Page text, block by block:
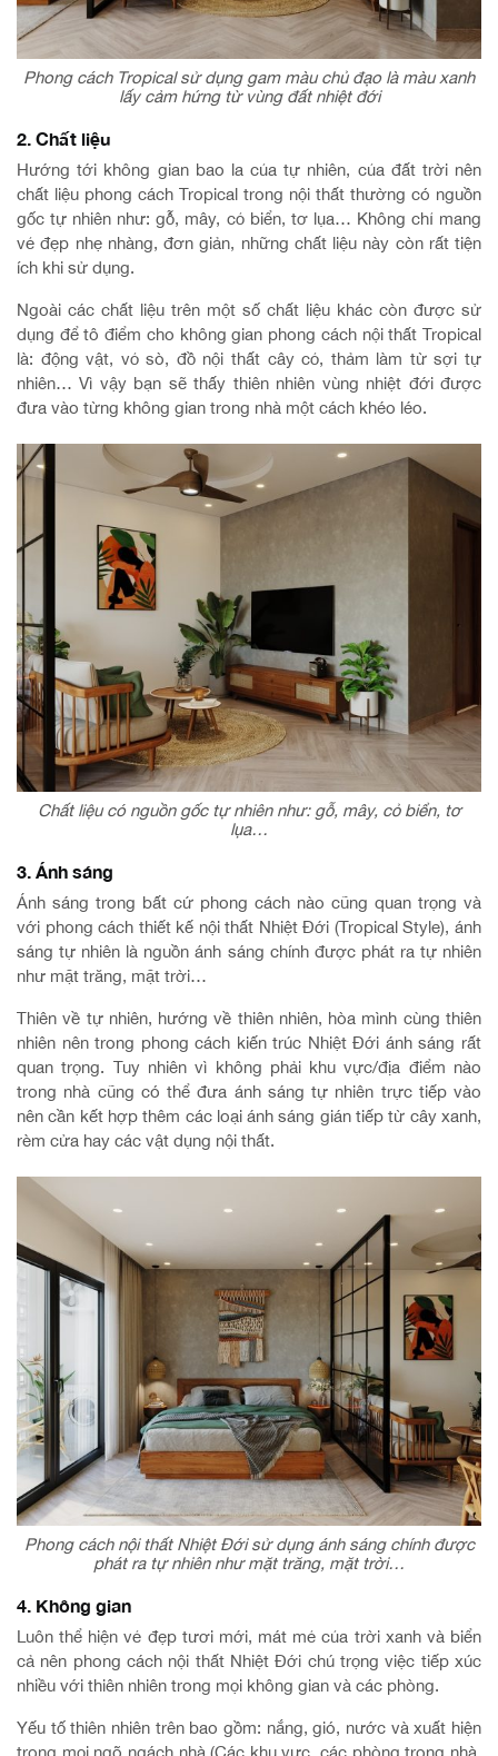
Phong cách Tropical sử dụng gam màu chủ đạo là màu xanh
lấy cảm hứng từ vùng đất nhiệt đới
2. Chất liệu
Hướng tới không gian bao la của tự nhiên, của đất trời nên
chất liệu phong cách Tropical trong nội thất thường có nguồn
gốc tự nhiên như: gỗ, mây, cỏ biển, tơ lụa… Không chỉ mang
vẻ đẹp nhẹ nhàng, đơn giản, những chất liệu này còn rất tiện
ích khi sử dụng.
Ngoài các chất liệu trên một số chất liệu khác còn được sử
dụng để tô điểm cho không gian phong cách nội thất Tropical
là: động vật, vỏ sò, đồ nội thất cây cỏ, thảm làm từ sợi tự
nhiên… Vì vậy bạn sẽ thấy thiên nhiên vùng nhiệt đới được
đưa vào từng không gian trong nhà một cách khéo léo.
Chất liệu có nguồn gốc tự nhiên như: gỗ, mây, cỏ biển, tơ
lụa…
3. Ánh sáng
Ánh sáng trong bất cứ phong cách nào cũng quan trọng và
với phong cách thiết kế nội thất Nhiệt Đới (Tropical Style), ánh
sáng tự nhiên là nguồn ánh sáng chính được phát ra tự nhiên
như mặt trăng, mặt trời…
Thiên về tự nhiên, hướng về thiên nhiên, hòa mình cùng thiên
nhiên nên trong phong cách kiến trúc Nhiệt Đới ánh sáng rất
quan trọng. Tuy nhiên vì không phải khu vực/địa điểm nào
trong nhà cũng có thể đưa ánh sáng tự nhiên trực tiếp vào
nên cần kết hợp thêm các loại ánh sáng gián tiếp từ cây xanh,
rèm cửa hay các vật dụng nội thất.
Phong cách nội thất Nhiệt Đới sử dụng ánh sáng chính được
phát ra tự nhiên như mặt trăng, mặt trời…
4. Không gian
Luôn thể hiện vẻ đẹp tươi mới, mát mẻ của trời xanh và biển
cả nên phong cách nội thất Nhiệt Đới chú trọng việc tiếp xúc
nhiều với thiên nhiên trong mọi không gian và các phòng.
Yếu tố thiên nhiên trên bao gồm: nắng, gió, nước và xuất hiện
trong mọi ngõ ngách nhà (Các khu vực, các phòng trong nhà,